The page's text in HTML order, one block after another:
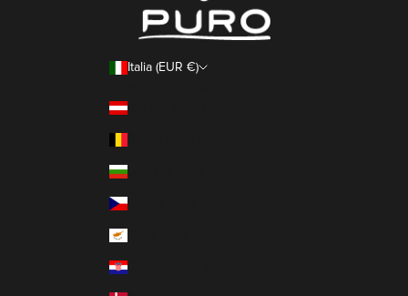
Italia (EUR €)
Austria (EUR €)
Bulgaria (EUR €)
Cechia (EUR €)
Croazia (EUR €)